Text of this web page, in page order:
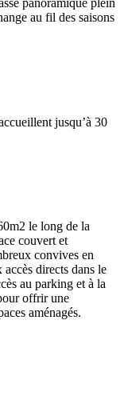
panoramique plein
au fil des saisons
jusqu’à 30
le long de la
couvert et
convives en
directs dans le
au parking et à la
offrir une
aménagés.